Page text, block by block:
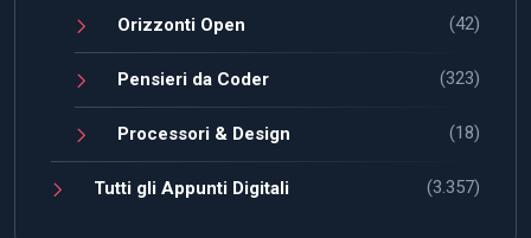
Orizzonti Open (42)
Pensieri da Coder (323)
Processori & Design (18)
Tutti gli Appunti Digitali (3.357)